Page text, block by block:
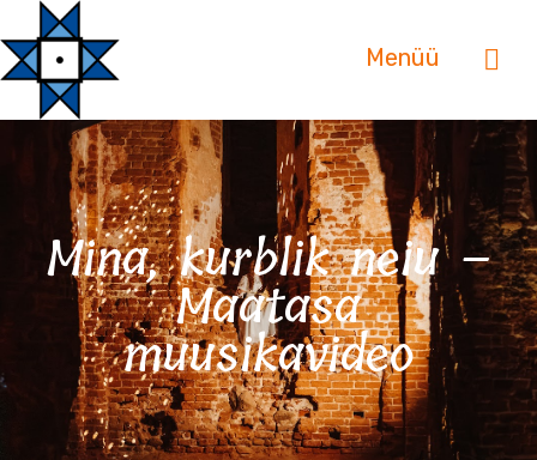
Menüü
Mina, kurblik neiu –
Maatasa
muusikavideo